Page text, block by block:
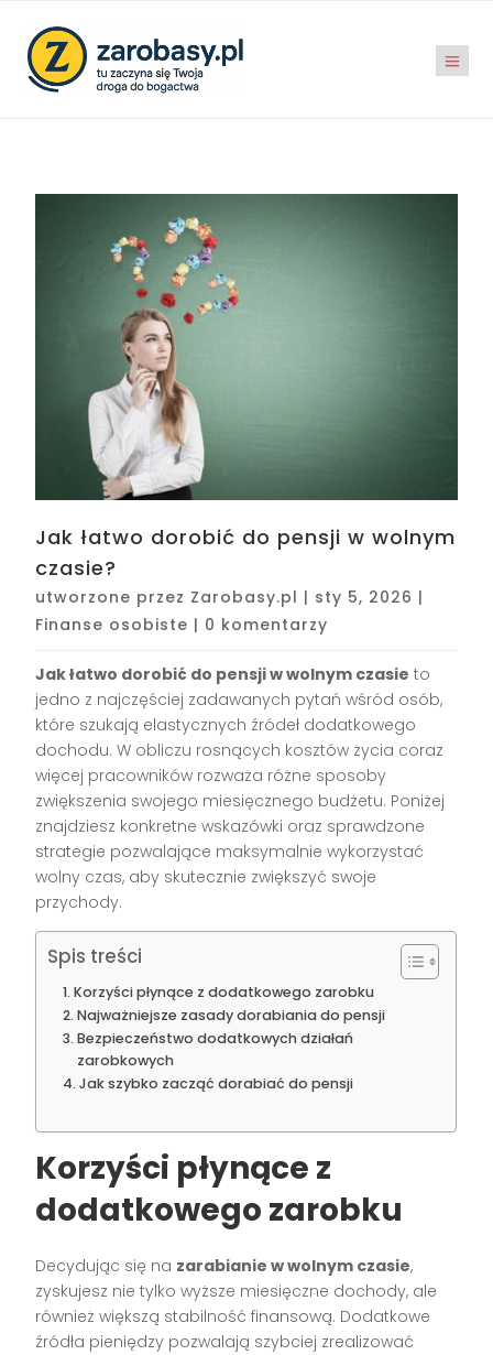
Jak łatwo dorobić do pensji w wolnym
czasie?
utworzone przez Zarobasy.pl | sty 5, 2026 |
Finanse osobiste | 0 komentarzy
Jak łatwo dorobić do pensji w wolnym czasie to
jedno z najczęściej zadawanych pytań wśród osób,
które szukają elastycznych źródeł dodatkowego
dochodu. W obliczu rosnących kosztów życia coraz
więcej pracowników rozważa różne sposoby
zwiększenia swojego miesięcznego budżetu. Poniżej
znajdziesz konkretne wskazówki oraz sprawdzone
strategie pozwalające maksymalnie wykorzystać
wolny czas, aby skutecznie zwiększyć swoje
przychody.
Spis treści
Korzyści płynące z dodatkowego zarobku
Najważniejsze zasady dorabiania do pensji
Bezpieczeństwo dodatkowych działań
zarobkowych
Jak szybko zacząć dorabiać do pensji
Korzyści płynące z
dodatkowego zarobku
Decydując się na zarabianie w wolnym czasie,
zyskujesz nie tylko wyższe miesięczne dochody, ale
również większą stabilność finansową. Dodatkowe
źródła pieniędzy pozwalają szybciej zrealizować